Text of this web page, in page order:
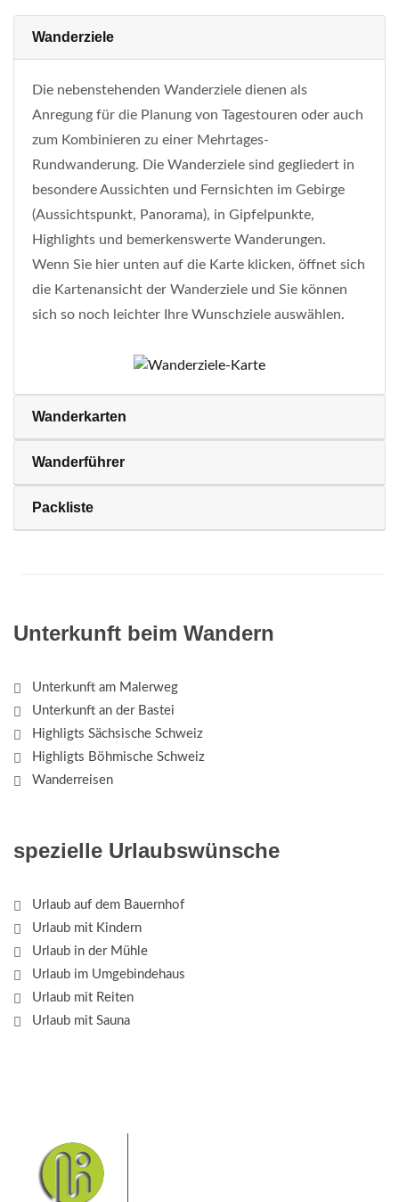
Wanderziele
Die nebenstehenden Wanderziele dienen als
Anregung für die Planung von Tagestouren oder auch
zum Kombinieren zu einer Mehrtages-
Rundwanderung. Die Wanderziele sind gegliedert in
besondere Aussichten und Fernsichten im Gebirge
(Aussichtspunkt, Panorama), in Gipfelpunkte,
Highlights und bemerkenswerte Wanderungen.
Wenn Sie hier unten auf die Karte klicken, öffnet sich
die Kartenansicht der Wanderziele und Sie können
sich so noch leichter Ihre Wunschziele auswählen.
Wanderkarten
Wanderführer
Packliste
Unterkunft beim Wandern
Unterkunft am Malerweg
Unterkunft an der Bastei
Highligts Sächsische Schweiz
Highligts Böhmische Schweiz
Wanderreisen
spezielle Urlaubswünsche
Urlaub auf dem Bauernhof
Urlaub mit Kindern
Urlaub in der Mühle
Urlaub im Umgebindehaus
Urlaub mit Reiten
Urlaub mit Sauna